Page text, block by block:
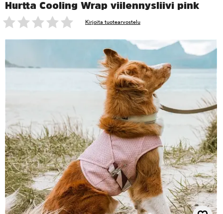
Hurtta Cooling Wrap viilennysliivi pink
Kirjoita tuotearvostelu
foo